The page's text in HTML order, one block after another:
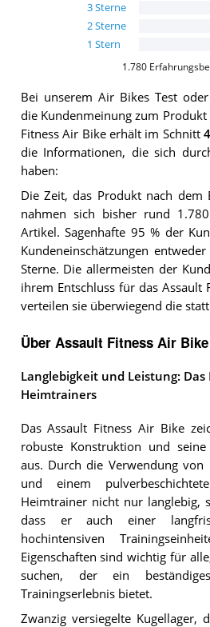
3Sterne
2Sterne
1 Stern
1.780
Bei unserem Air BikesTest oder
die Kundenmeinung zum Produkt
Fitness Air Bike erhält im Schnitt
die Informationen, die sich
haben:
Die Zeit, das Produkt nach dem
nahmen sich bisher rund
Artikel. Sagenhafte 95 % der
Kundeneinschätzungen
Sterne. Die allermeisten der
ihrem Entschluss für das Assault
verteilen sie überwiegend die
Über Assault Fitness Air Bike
Langlebigkeit und Leistung:
Heimtrainers
Das Assault Fitness Air Bike
robuste Konstruktion und seine
aus. Durch die Verwendung von
und einem
Heimtrainer nicht nur langlebig,
dass er auch einer
hochintensiven
Eigenschaften sind wichtig für
suchen, der ein
Trainingserlebnis bietet.
Zwanzig versiegelte Kugellager,